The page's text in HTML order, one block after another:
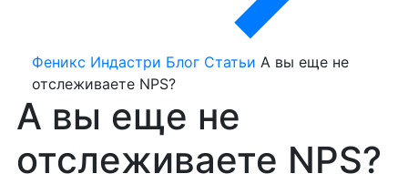
Феникс Индастри Блог Статьи А вы еще не
отслеживаете NPS?
А вы еще не
отслеживаете NPS?